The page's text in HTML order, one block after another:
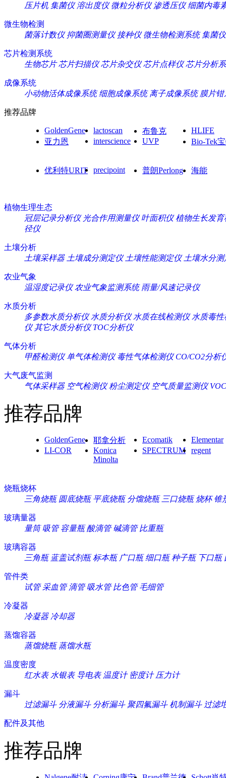
压片机 集菌仪 溶出度仪 微粒分析仪 渗透压仪 细菌内毒
微生物检测
菌落计数仪 抑菌圈测量仪 接种仪 微生物检测系统 集菌仪
芯片检测系统
生物芯片 芯片扫描仪 芯片杂交仪 芯片点样仪 芯片分析
成像系统
小动物活体成像系统 细胞成像系统 离子成像系统 膜片钳
推荐品牌
GoldenGene lactoscan 布鲁克
HLIFE
亚力恩
interscience UVP Bio-Tek
优利特URIT precipoint 普朗Perlong 海能
植物生理生态
冠层记录分析仪 光合作用测量仪 叶面积仪 植物生长发育
径仪
土壤分析
土壤采样器 土壤成分测定仪 土壤性能测定仪 土壤水分
农业气象
温湿度记录仪 农业气象监测系统 雨量/风速记录仪
水质分析
多参数水质分析仪 水质分析仪 水质在线检测仪 水质毒
仪 其它水质分析仪 TOC分析仪
气体分析
甲醛检测仪 单气体检测仪 毒性气体检测仪 CO/CO2分析
大气废气监测
气体采样器 空气检测仪 粉尘测定仪 空气质量监测仪
推荐品牌
GoldenGene 耶拿分析 Ecomatik
Elementar
LI-COR
Konica
Minolta
SPECTRUM regent
烧瓶烧杯
三角烧瓶 圆底烧瓶 平底烧瓶 分馏烧瓶 三口烧瓶 烧杯 锥
玻璃量器
量筒 吸管 容量瓶 酸滴管 碱滴管 比重瓶
玻璃容器
三角瓶 蓝盖试剂瓶 标本瓶 广口瓶 细口瓶 种子瓶 下口瓶
管件类
试管 采血管 滴管 吸水管 比色管 毛细管
冷凝器
冷凝器 冷却器
蒸馏容器
蒸馏烧瓶 蒸馏水瓶
温度密度
红水表 水银表 导电表 温度计 密度计 压力计
漏斗
过滤漏斗 分液漏斗 分析漏斗 聚四氟漏斗 机制漏斗 过滤
配件及其他
推荐品牌